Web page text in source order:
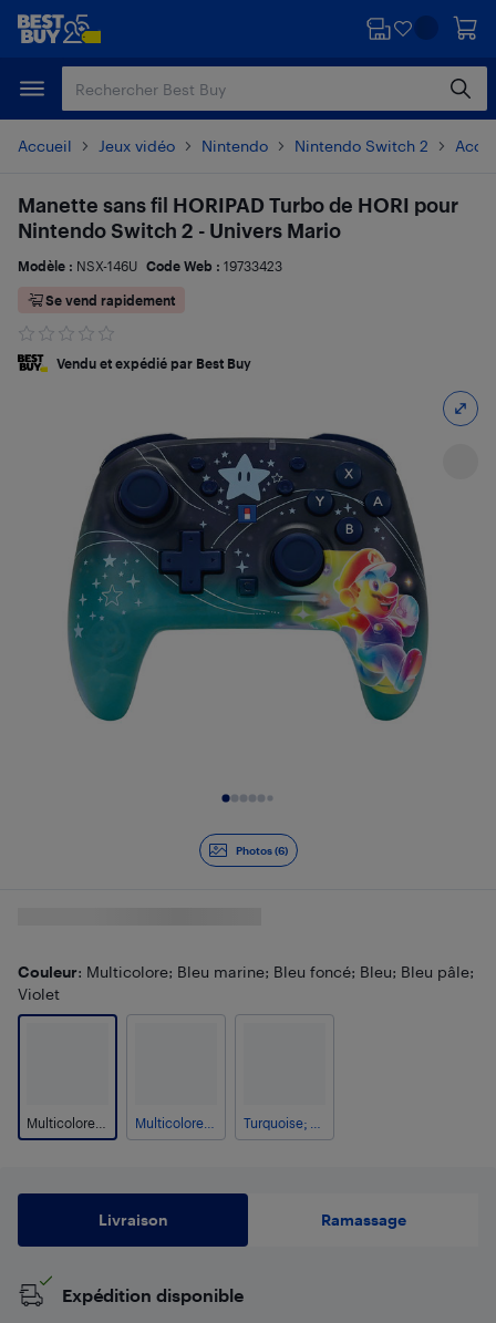
Passer
principal
Passer
Accueil Jeux vidéo Nintendo Nintendo Switch 2
Photos (6)
Manette sans fil HORIPAD Turbo de HORI pour
Nintendo Switch 2 - Univers Mario
Modèle : NSX-146U Code Web : 19733423
Se vend rapidement
Vendu et expédié par Best Buy
Couleur: Multicolore; Bleu marine; Bleu foncé; Bleu; Bleu pâle;
Violet
Livraison Ramassage
Expédition disponible